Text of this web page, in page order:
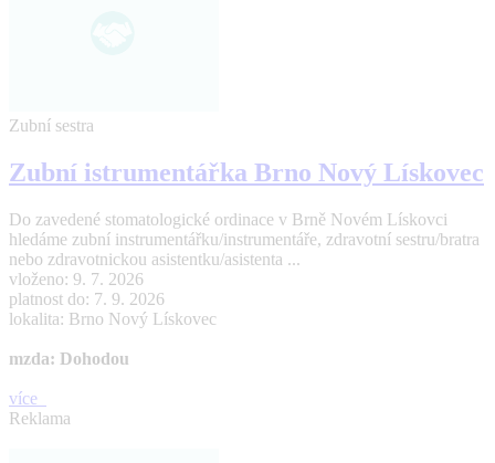
Zubní sestra
Zubní istrumentářka Brno Nový Lískovec
Do zavedené stomatologické ordinace v Brně Novém Lískovci
hledáme zubní instrumentářku/instrumentáře, zdravotní sestru/bratra
nebo zdravotnickou asistentku/asistenta ...
vloženo: 9. 7. 2026
platnost do: 7. 9. 2026
lokalita: Brno Nový Lískovec
mzda: Dohodou
více
Reklama